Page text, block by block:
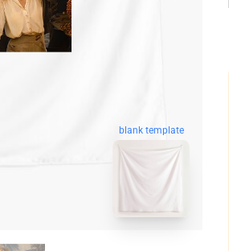
blank template